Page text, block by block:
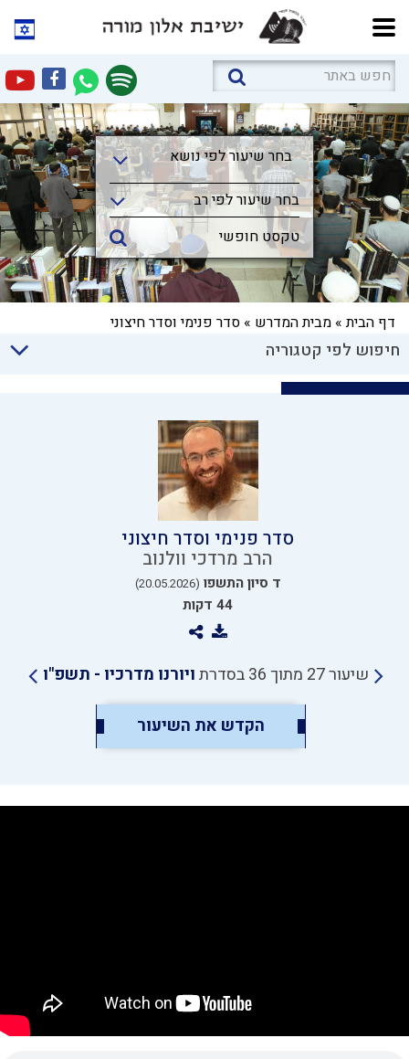
בחר שיעור לפי נושא
בחר שיעור לפי נושא
בחר שיעור לפי רב
דף הבית» מבית המדרש » סדר פנימי וסדר חיצוני
חיפוש לפי קטגוריה
סדר פנימי וסדר חיצוני
הרב מרדכי וולנוב
ד סיון התשפו (20.05.2026)
44 דקות
שיעור 27 מתוך 36 בסדרת ויורנו מדרכיו - תשפ"ו
הקדש את השיעור